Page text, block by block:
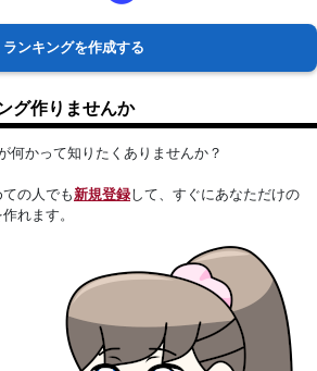
ランキングを作成する
グ作りませんか
何かって知りたくありませんか？
ての人でも新規登録して、すぐにあなただけの
れます。